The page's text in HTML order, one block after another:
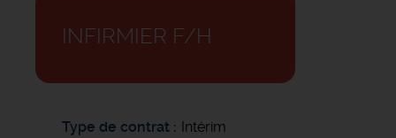
INFIRMIER F/H
Type de contrat
Intérim